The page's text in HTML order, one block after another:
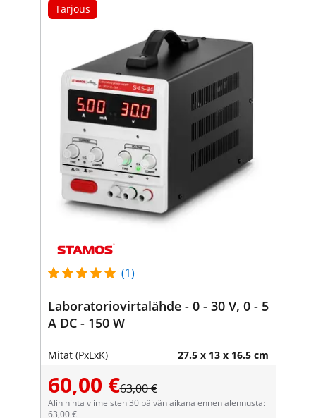
Tarjous
(1)
Laboratoriovirtalähde - 0 - 30 V, 0 - 5
A DC - 150 W
Mitat (PxLxK) 27.5 x 13 x 16.5 cm
60,00 €63,00 €
Alin hinta viimeisten 30 päivän aikana ennen alennusta:
63,00 €